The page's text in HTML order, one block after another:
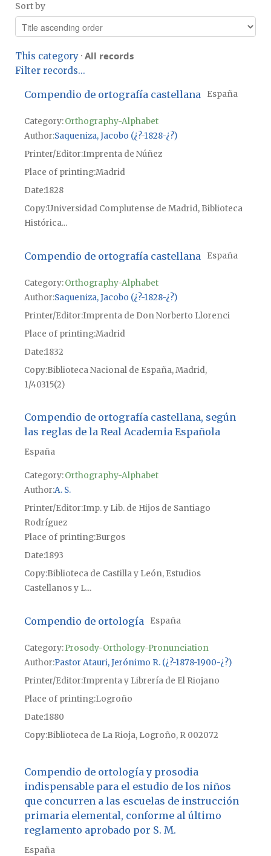
Sort by
This category · All records
Filter records...
Compendio de ortografía castellana España
Category:Orthography-Alphabet
Author Saqueniza, Jacobo (¿?-1828-¿?)
Printer/Editor Imprenta de Núñez
Place of printingMadrid
Date1828
CopyUniversidad Complutense de Madrid, Biblioteca
Histórica...
Compendio de ortografía castellana España
Category:Orthography-Alphabet
Author Saqueniza, Jacobo (¿?-1828-¿?)
Printer/Editor Imprenta de Don Norberto Llorenci
Place of printingMadrid
Date1832
CopyBiblioteca Nacional de España, Madrid,
1/40315(2)
Compendio de ortografía castellana, según
las reglas de la Real Academia Española
España
Category:Orthography-Alphabet
Author A. S.
Printer/Editor Imp. y Lib. de Hijos de Santiago
Rodríguez
Place of printingBurgos
Date1893
CopyBiblioteca de Castilla y León, Estudios
Castellanos y L...
Compendio de ortología España
Category:Prosody-Orthology-Pronunciation
Author Pastor Atauri, Jerónimo R. (¿?-1878-1900-¿?)
Printer/Editor Imprenta y Librería de El Riojano
Place of printingLogroño
Date1880
CopyBiblioteca de La Rioja, Logroño, R 002072
Compendio de ortología y prosodia
indispensable para el estudio de los niños
que concurren a las escuelas de instrucción
primaria elemental, conforme al último
reglamento aprobado por S. M.
España